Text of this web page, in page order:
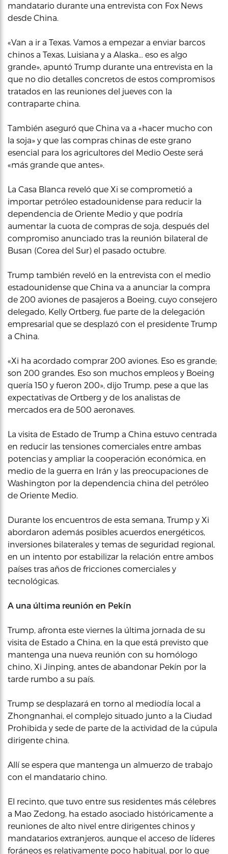
mandatario durante una entrevista con Fox News
desde China.
«Van a ir a Texas. Vamos a empezar a enviar barcos
chinos a Texas, Luisiana y a Alaska… eso es algo
grande», apuntó Trump durante una entrevista en la
que no dio detalles concretos de estos compromisos
tratados en las reuniones del jueves con la
contraparte china.
También aseguró que China va a «hacer mucho con
la soja» y que las compras chinas de este grano
esencial para los agricultores del Medio Oeste será
«más grande que antes».
La Casa Blanca reveló que Xi se comprometió a
importar petróleo estadounidense para reducir la
dependencia de Oriente Medio y que podría
aumentar la cuota de compras de soja, después del
compromiso anunciado tras la reunión bilateral de
Busan (Corea del Sur) el pasado octubre.
Trump también reveló en la entrevista con el medio
estadounidense que China va a anunciar la compra
de 200 aviones de pasajeros a Boeing, cuyo consejero
delegado, Kelly Ortberg, fue parte de la delegación
empresarial que se desplazó con el presidente Trump
a China.
«Xi ha acordado comprar 200 aviones. Eso es grande;
son 200 grandes. Eso son muchos empleos y Boeing
quería 150 y fueron 200», dijo Trump, pese a que las
expectativas de Ortberg y de los analistas de
mercados era de 500 aeronaves.
La visita de Estado de Trump a China estuvo centrada
en reducir las tensiones comerciales entre ambas
potencias y ampliar la cooperación económica, en
medio de la guerra en Irán y las preocupaciones de
Washington por la dependencia china del petróleo
de Oriente Medio.
Durante los encuentros de esta semana, Trump y Xi
abordaron además posibles acuerdos energéticos,
inversiones bilaterales y temas de seguridad regional,
en un intento por estabilizar la relación entre ambos
países tras años de fricciones comerciales y
tecnológicas.
A una última reunión en Pekín
Trump, afronta este viernes la última jornada de su
visita de Estado a China, en la que está previsto que
mantenga una nueva reunión con su homólogo
chino, Xi Jinping, antes de abandonar Pekín por la
tarde rumbo a su país.
Trump se desplazará en torno al mediodía local a
Zhongnanhai, el complejo situado junto a la Ciudad
Prohibida y sede de parte de la actividad de la cúpula
dirigente china.
Allí se espera que mantenga un almuerzo de trabajo
con el mandatario chino.
El recinto, que tuvo entre sus residentes más célebres
a Mao Zedong, ha estado asociado históricamente a
reuniones de alto nivel entre dirigentes chinos y
mandatarios extranjeros, aunque el acceso de líderes
foráneos es relativamente poco habitual, por lo que